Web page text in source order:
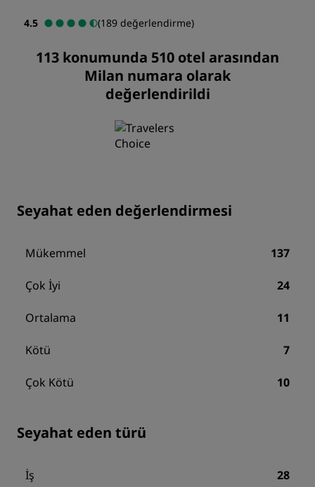
4.5 (189 değerlendirme)
113 konumunda 510 otel arasından
Milan numara olarak
değerlendirildi
Seyahat eden değerlendirmesi
Mükemmel 137
Çok İyi 24
Ortalama 11
Kötü 7
Çok Kötü 10
Seyahat eden türü
İş 28